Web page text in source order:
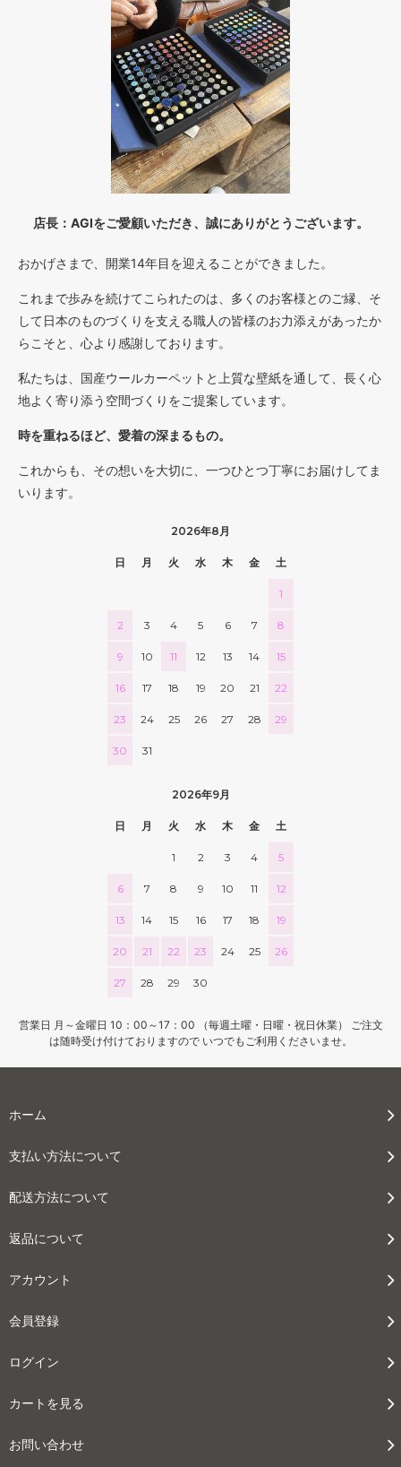
店長：AGIをご愛顧いただき、誠にありがとうございます。
おかげさまで、開業14年目を迎えることができました。
これまで歩みを続けてこられたのは、多くのお客様とのご縁、そ
して日本のものづくりを支える職人の皆様のお力添えがあったか
らこそと、心より感謝しております。
私たちは、国産ウールカーペットと上質な壁紙を通して、長く心
地よく寄り添う空間づくりをご提案しています。
時を重ねるほど、愛着の深まるもの。
これからも、その想いを大切に、一つひとつ丁寧にお届けしてま
いります。
2026年8月
日 月 火 水 木 金 土
1
2 3 4 5 6 7 8
9 10 11 12 13 14 15
16 17 18 19 20 21 22
23 24 25 26 27 28 29
30 31
2026年9月
日 月 火 水 木 金 土
1 2 3 4 5
6 7 8 9 10 11 12
13 14 15 16 17 18 19
20 21 22 23 24 25 26
27 28 29 30
営業日 月～金曜日 10：00～17：00 （毎週土曜・日曜・祝日休業） ご注文
は随時受け付けておりますので いつでもご利用くださいませ。
ホーム
支払い方法について
配送方法について
返品について
アカウント
会員登録
ログイン
カートを見る
お問い合わせ